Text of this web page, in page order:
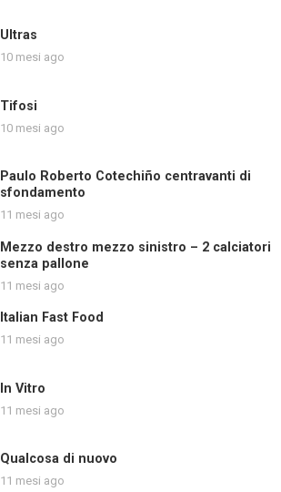
Ultras
10 mesi ago
Tifosi
10 mesi ago
Paulo Roberto Cotechiño centravanti di
sfondamento
11 mesi ago
Mezzo destro mezzo sinistro – 2 calciatori
senza pallone
11 mesi ago
Italian Fast Food
11 mesi ago
In Vitro
11 mesi ago
Qualcosa di nuovo
11 mesi ago